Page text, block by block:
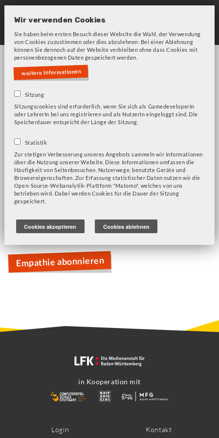
Skip
main
navigation
Fehlermeldung
Bitte beachten Sie unsere Frage zu Cookies!
Empathie
Wir verwenden Cookies
Sie haben beim ersten Besuch dieser Website die Wahl, der Verwendung
von Cookies zuzustimmen oder dies abzulehnen. Bei einer Ablehnung
können Sie dennoch auf der Website verbleiben ohne dass Cookies mit
personenbezogenen Daten gespeichert werden.
weitere Informationen
Sitzung
Sitzungscookies sind erforderlich, wenn Sie sich als GamedeveloperIn
oder LehrerIn bei uns registrieren und als NutzerIn eingeloggt sind. Die
Speicherdauer entspricht der Länge der Sitzung.
Statistik
Zur stetigen Verbesserung unseres Angebots sammeln wir Informationen
über die Nutzung unserer Website. Diese Informationen umfassen die
Häufigkeit von Seitenbesuchen, Nutzerwege, benutzte Geräte und
Browsereigenschaften. Zur Erfassung statistischer Daten nutzen wir die
Open-Source-Webanalytik-Plattform "Matomo", welches von uns
betrieben wird. Dabei werden Cookies für die Dauer der Sitzung
gespeichert.
Cookies akzeptieren Cookies ablehnen
Mayority
Ori and the Blind Forest
Undertale
Laika - Die Spur des goldenen Knochens
Empathie abonnieren
in Kooperation mit
Footer
Login Kontakt